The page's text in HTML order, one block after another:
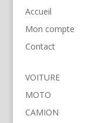
Accueil
Mon compte
Contact
VOITURE
MOTO
CAMION